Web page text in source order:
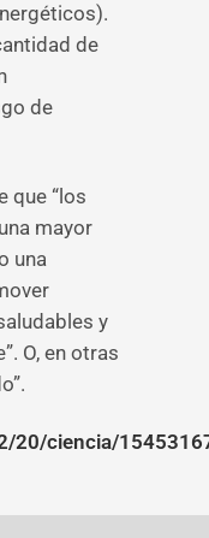
de
de
que “los
mayor
una
y
O, en otras
20/ciencia/